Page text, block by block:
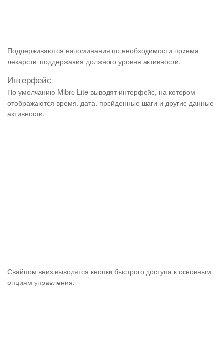
Поддерживаются напоминания по необходимости приема
лекарств, поддержания должного уровня активности.
Интерфейс
По умолчанию Mibro Lite выводят интерфейс, на котором
отображаются время, дата, пройденные шаги и другие данные
активности.
Свайпом вниз выводятся кнопки быстрого доступа к основным
опциям управления.